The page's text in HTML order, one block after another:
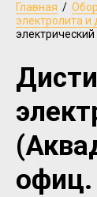
Главная
  /
электролита и
офиц.